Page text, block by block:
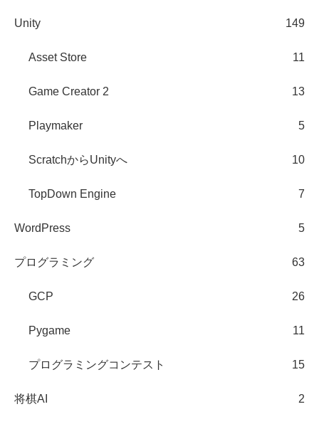
Unity 149
Asset Store 11
Game Creator 2 13
Playmaker 5
ScratchからUnityへ 10
TopDown Engine 7
WordPress 5
プログラミング 63
GCP 26
Pygame 11
プログラミングコンテスト 15
将棋AI 2